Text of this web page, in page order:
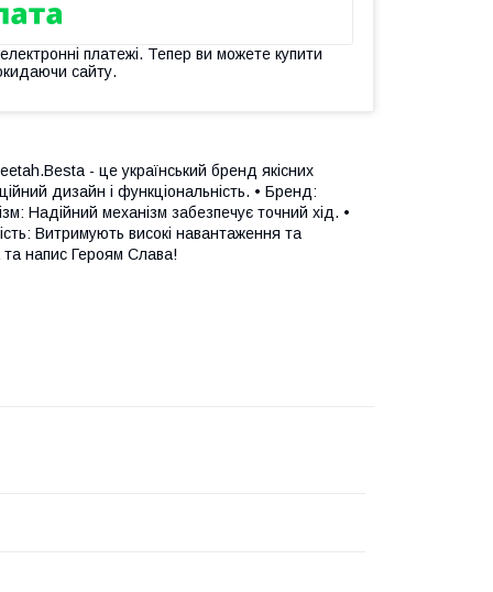
платежі. Тепер ви можете купити
сайту.
- це український бренд якісних
дизайн і функціональність. • Бренд:
Надійний механізм забезпечує точний хід. •
Витримують високі навантаження та
та напис Героям Слава!